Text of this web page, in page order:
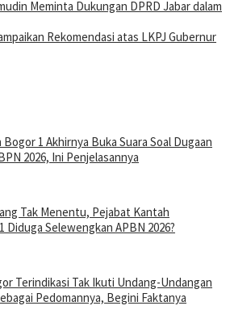
Meminta Dukungan DPRD Jabar dalam
Rekomendasi atas LKPJ Gubernur
1 Akhirnya Buka Suara Soal Dugaan
2026, Ini Penjelasannya
Tak Menentu, Pejabat Kantah
Diduga Selewengkan APBN 2026?
Terindikasi Tak Ikuti Undang-Undangan
Pedomannya, Begini Faktanya